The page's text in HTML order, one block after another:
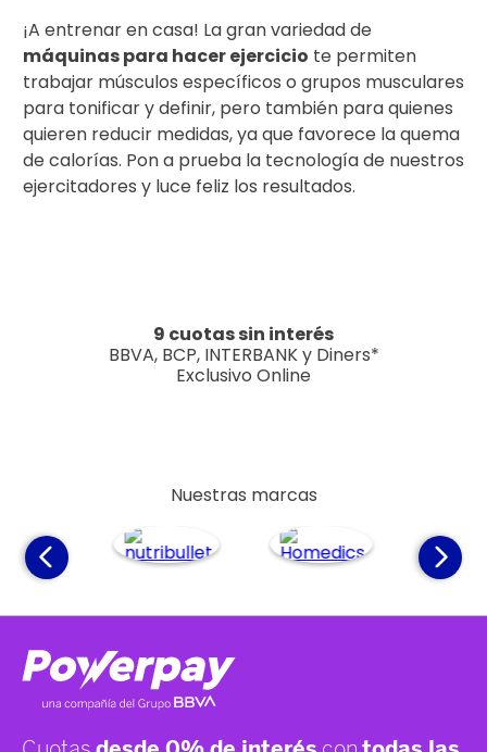
¡A entrenar en casa! La gran variedad de
máquinas para hacer ejercicio te permiten
trabajar músculos específicos o grupos musculares
para tonificar y definir, pero también para quienes
quieren reducir medidas, ya que favorece la quema
de calorías. Pon a prueba la tecnología de nuestros
ejercitadores y luce feliz los resultados.
9 cuotas sin interés
BBVA, BCP, INTERBANK y Diners*
Exclusivo Online
Nuestras marcas